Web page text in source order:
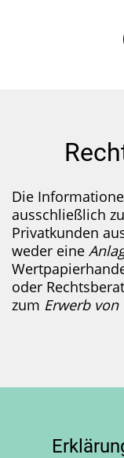
Die
ausschließlich
Privatkunden
weder eine
oder
zum Erwerb